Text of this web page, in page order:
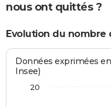
nous ont quittés ?
Evolution du nombre
Données exprimées
Insee)
20